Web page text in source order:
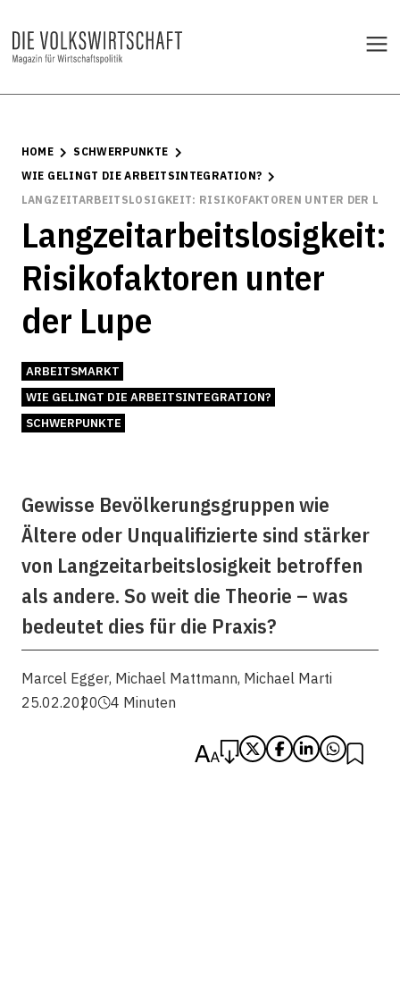
HOME
SCHWERPUNKTE
WIE GELINGT DIE ARBEITSINTEGRATION?
LANGZEITARBEITSLOSIGKEIT: RISIKOFAKTOREN UNTER DER
Langzeitarbeitslosigkeit:
Risikofaktoren unter
der Lupe
ARBEITSMARKT
WIE GELINGT DIE ARBEITSINTEGRATION?
SCHWERPUNKTE
Gewisse Bevölkerungsgruppen wie
Ältere oder Unqualifizierte sind stärker
von Langzeitarbeitslosigkeit betroffen
als andere. So weit die Theorie – was
bedeutet dies für die Praxis?
Marcel Egger, Michael Mattmann, Michael Marti
25.02.2020
4 Minuten